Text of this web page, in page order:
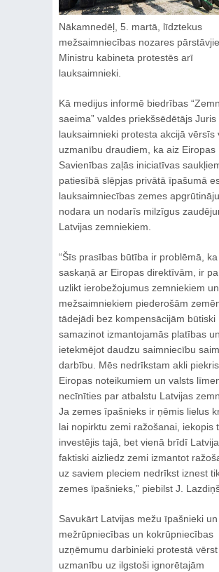
Nākamnedēļ, 5. martā, līdztekus
mežsaimniecības nozares
Ministru kabineta protestēs arī
lauksaimnieki.
Kā medijus informē biedrības
saeima” valdes priekšsēdētājs Juris
lauksaimnieki protesta akcijā vērsīs
uzmanību draudiem, ka aiz Eiropas
Savienības zaļās iniciatīvas
patiesībā slēpjas privātā īpašumā
lauksaimniecības zemes
nodara un nodarīs milzīgus
Latvijas zemniekiem.
“Šīs prasības būtība ir problēmā, ka
saskaņā ar Eiropas direktīvām, ir
uzlikt ierobežojumus zemniekiem un
mežsaimniekiem piederošām
tādejādi bez kompensācijām būtiski
samazinot izmantojamās platības un
ietekmējot daudzu saimniecību
darbību. Mēs nedrīkstam akli
Eiropas noteikumiem un valsts
necīnīties par atbalstu Latvijas
Ja zemes īpašnieks ir ņēmis lielus
lai nopirktu zemi ražošanai, iekopis
investējis tajā, bet vienā brīdī
faktiski aizliedz zemi izmantot
uz saviem pleciem nedrīkst iznest
zemes īpašnieks,” piebilst J.
Savukārt Latvijas mežu īpašnieki un
mežrūpniecības un kokrūpniecības
uzņēmumu darbinieki protestā vērst
uzmanību uz ilgstoši ignorētajām